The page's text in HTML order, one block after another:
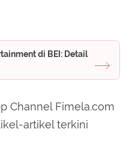
di BEI: Detail
Channel Fimela.com
artikel terkini